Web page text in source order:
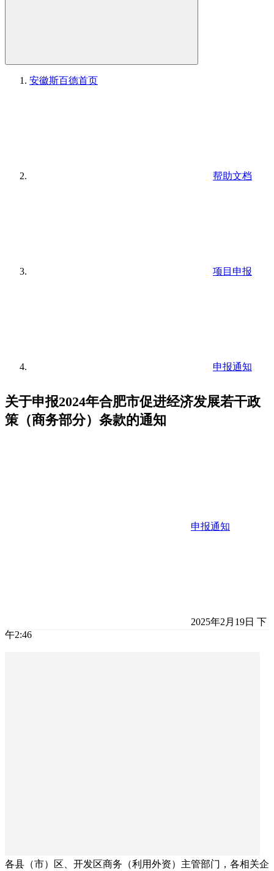
安徽斯百德首页
帮助文档
项目申报
申报通知
关于申报2024年合肥市促进经济发展若干政
策（商务部分）条款的通知
申报通知
2025年2月19日 下
午2:46
各县（市）区、开发区商务（利用外资）主管部门，各相关企